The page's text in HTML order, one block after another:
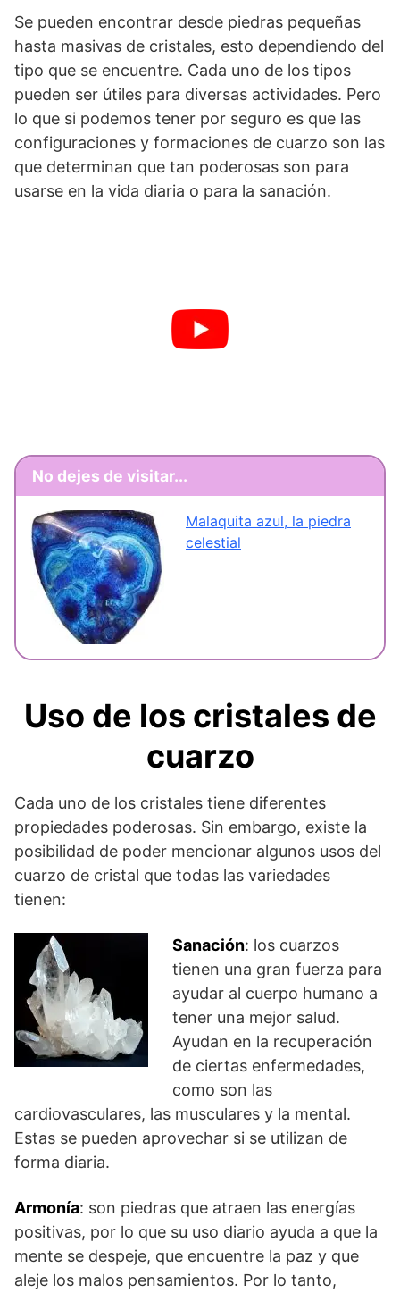
Se pueden encontrar desde piedras pequeñas
hasta masivas de cristales, esto dependiendo del
tipo que se encuentre. Cada uno de los tipos
pueden ser útiles para diversas actividades. Pero
lo que si podemos tener por seguro es que las
configuraciones y formaciones de cuarzo son las
que determinan que tan poderosas son para
usarse en la vida diaria o para la sanación.
No dejes de visitar...
Malaquita azul, la piedra
celestial
Uso de los cristales de
cuarzo
Cada uno de los cristales tiene diferentes
propiedades poderosas. Sin embargo, existe la
posibilidad de poder mencionar algunos usos del
cuarzo de cristal que todas las variedades
tienen:
Sanación: los cuarzos
tienen una gran fuerza para
ayudar al cuerpo humano a
tener una mejor salud.
Ayudan en la recuperación
de ciertas enfermedades,
como son las
cardiovasculares, las musculares y la mental.
Estas se pueden aprovechar si se utilizan de
forma diaria.
Armonía: son piedras que atraen las energías
positivas, por lo que su uso diario ayuda a que la
mente se despeje, que encuentre la paz y que
aleje los malos pensamientos. Por lo tanto,